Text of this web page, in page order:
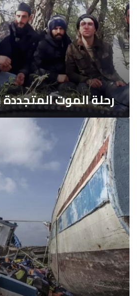
رحلة الموت المتجددة
جحيم
السجون
الليبية
يرويها
السوريون
هناك